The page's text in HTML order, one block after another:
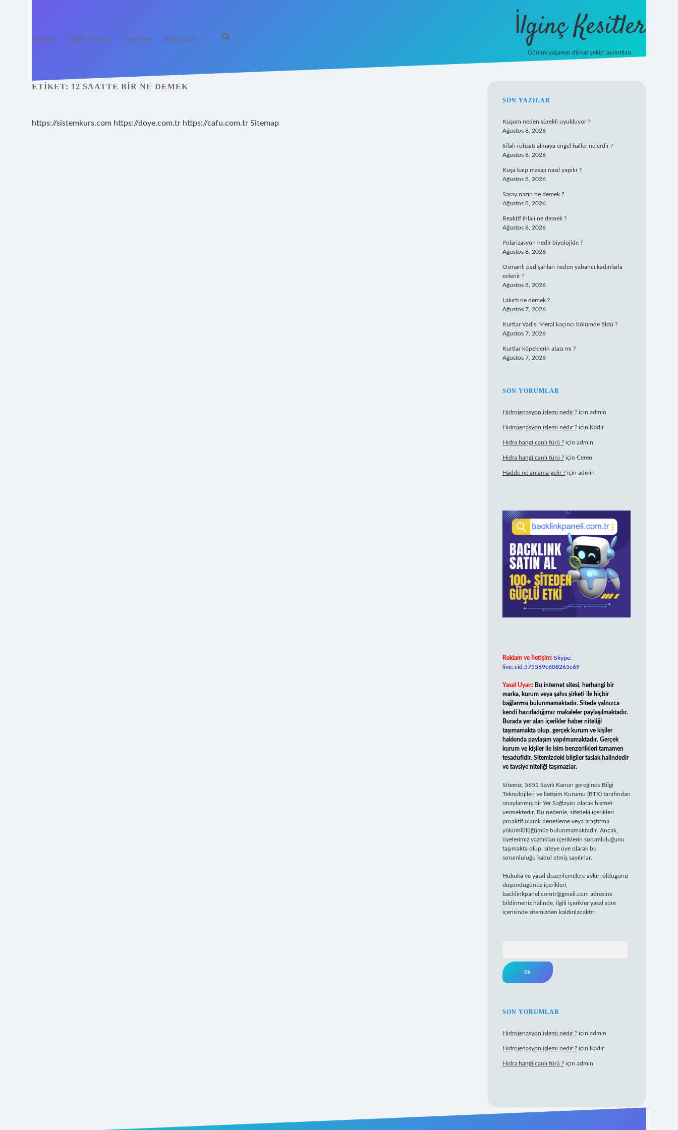
Anasayfa Gizlilik Politikası Yasal Uyarı Hakkımızda İlginç Kesitler
Günlük yaşamın dikkat çekici ayrıntıları.
ETIKET: 12 SAATTE BIR NE DEMEK
https://sistemkurs.com https://doye.com.tr https://cafu.com.tr Sitemap
SIDEBAR
SON YAZILAR
Kuşum neden sürekli uyukluyor ?
Ağustos 8, 2026
Silah ruhsatı almaya engel haller nelerdir ?
Ağustos 8, 2026
Kuşa kalp masajı nasıl yapılır ?
Ağustos 8, 2026
Saray nazırı ne demek ?
Ağustos 8, 2026
Reaktif ihlali ne demek ?
Ağustos 8, 2026
Polarizasyon nedir biyolojide ?
Ağustos 8, 2026
Osmanlı padişahları neden yabancı kadınlarla
evlenir ?
Ağustos 8, 2026
Lakırtı ne demek ?
Ağustos 7, 2026
Kurtlar Vadisi Meral kaçıncı bölümde öldü ?
Ağustos 7, 2026
Kurtlar köpeklerin atası mı ?
Ağustos 7, 2026
SON YORUMLAR
Hidrojenasyon işlemi nedir ?için admin
Hidrojenasyon işlemi nedir ?için Kadir
Hidra hangi canlı türü ?için admin
Hidra hangi canlı türü ?için Ceren
Hadde ne anlama gelir ?için admin
Reklam ve İletişim: Skype:
live:.cid.575569c608265c69
Yasal Uyarı: Bu internet sitesi, herhangi bir
marka, kurum veya şahıs şirketi ile hiçbir
bağlantısı bulunmamaktadır. Sitede yalnızca
kendi hazırladığımız makaleler paylaşılmaktadır.
Burada yer alan içerikler haber niteliği
taşımamakta olup, gerçek kurum ve kişiler
hakkında paylaşım yapılmamaktadır. Gerçek
kurum ve kişiler ile isim benzerlikleri tamamen
tesadüfidir. Sitemizdeki bilgiler taslak halindedir
ve tavsiye niteliği taşımazlar.
Sitemiz, 5651 Sayılı Kanun gereğince Bilgi
Teknolojileri ve İletişim Kurumu (BTK) tarafından
onaylanmış bir Yer Sağlayıcı olarak hizmet
vermektedir. Bu nedenle, sitedeki içerikleri
proaktif olarak denetleme veya araştırma
yükümlülüğümüz bulunmamaktadır. Ancak,
üyelerimiz yazdıkları içeriklerin sorumluluğunu
taşımakta olup, siteye üye olarak bu
sorumluluğu kabul etmiş sayılırlar.
Hukuka ve yasal düzenlemelere aykırı olduğunu
düşündüğünüz içerikleri,
backlinkpanelicomtr@gmail.com adresine
bildirmeniz halinde, ilgili içerikler yasal süre
içerisinde sitemizden kaldırılacaktır.
SON YORUMLAR
Hidrojenasyon işlemi nedir ?için admin
Hidrojenasyon işlemi nedir ?için Kadir
Hidra hangi canlı türü ?için admin